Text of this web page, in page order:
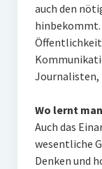
auch den
Journalisten,
Wo lernt
Auch das
wesentliche
Denken und